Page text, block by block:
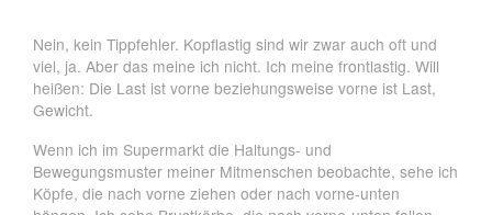
Nein, kein Tippfehler. Kopflastig sind wir zwar auch oft und
viel, ja. Aber das meine ich nicht. Ich meine frontlastig. Will
heißen: Die Last ist vorne beziehungsweise vorne ist Last,
Gewicht.
Wenn ich im Supermarkt die Haltungs- und
Bewegungsmuster meiner Mitmenschen beobachte, sehe ich
Köpfe, die nach vorne ziehen oder nach vorne-unten